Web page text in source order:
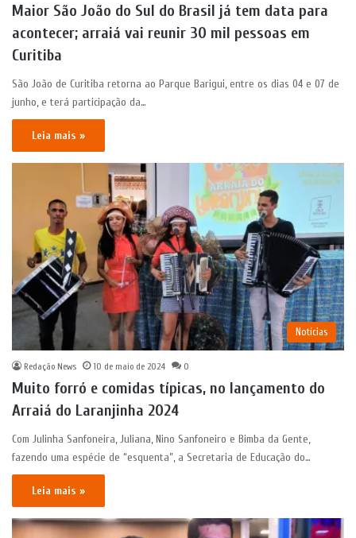
Maior São João do Sul do Brasil já tem data para
acontecer; arraiá vai reunir 30 mil pessoas em
Curitiba
São João de Curitiba retorna ao Parque Barigui, entre os dias 04 e 07 de
junho, e terá participação da…
Leia mais »
Notícias
Redação News 10 de maio de 2024 0
Muito forró e comidas típicas, no lançamento do
Arraiá do Laranjinha 2024
Com Julinha Sanfoneira, Juliana, Nino Sanfoneiro e Bimba da Gente,
fazendo uma espécie de “esquenta”, a Secretaria de Educação do…
Leia mais »